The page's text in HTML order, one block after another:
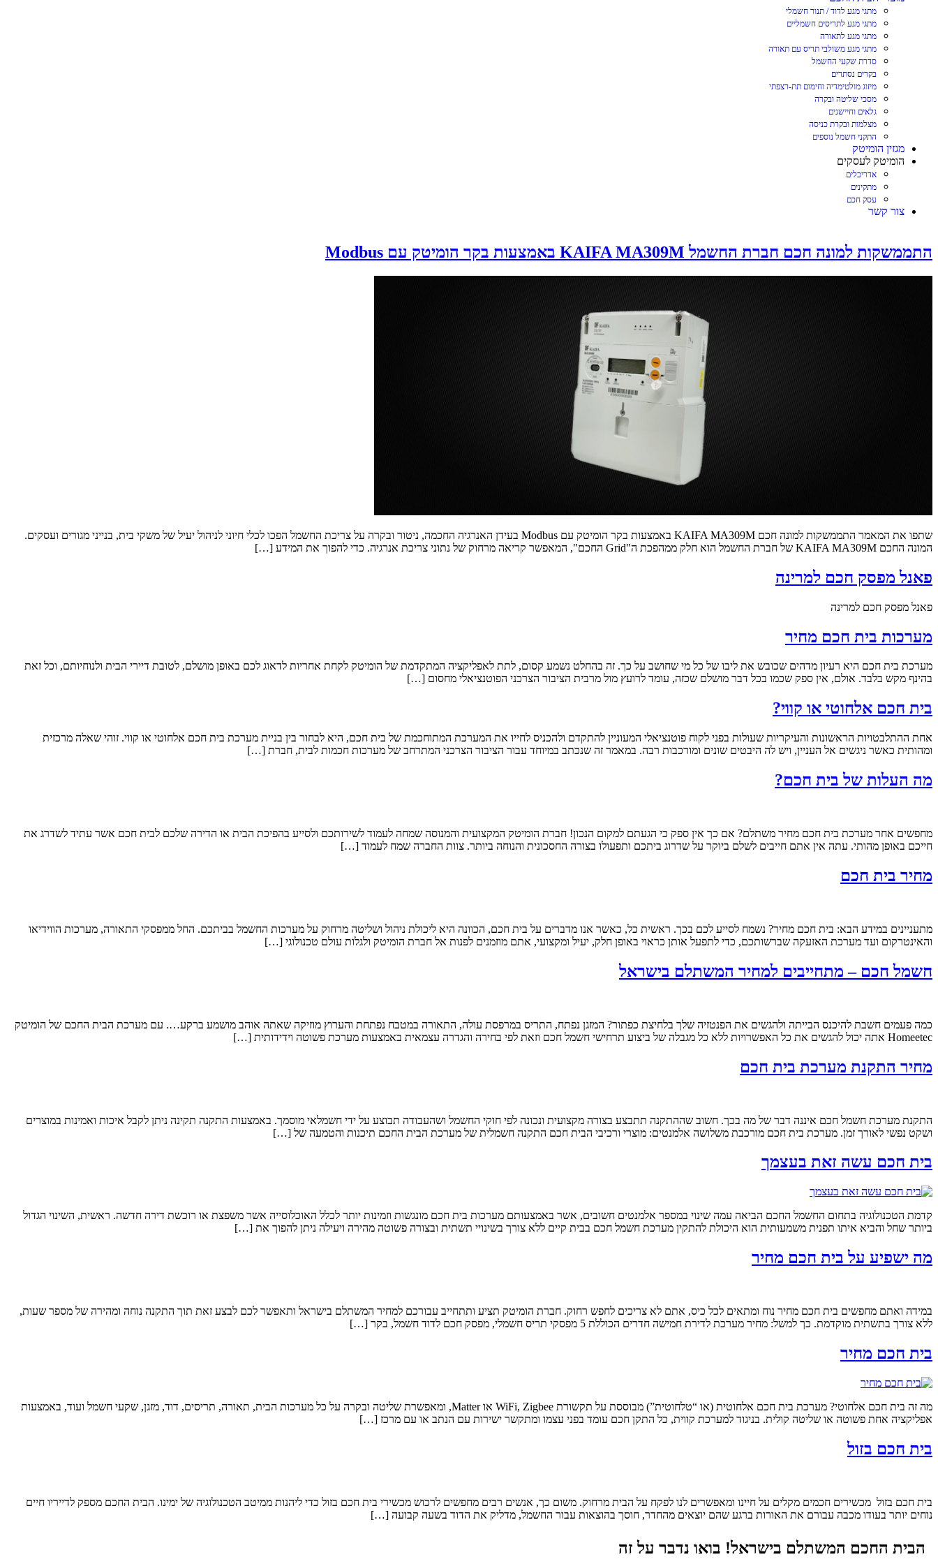
מתגי מגע לדוד / תנור חשמלי
מתגי מגע לתריסים חשמליים
מתגי מגע לתאורה
מתגי מגע משולבי תריס עם תאורה
סדרת שקעי החשמל
בקרים נסתרים
מיזוג מולטימדיה וחימום תת-רצפתי
מסכי שליטה ובקרה
גלאים וחיישנים
מצלמות ובקרת כניסה
התקני חשמל נוספים
מגזין הומיטק
הומיטק לעסקים
אדריכלים
מתקינים
עסק חכם
צור קשר
התממשקות למונה חכם חברת החשמל KAIFA MA309M באמצעות בקר הומיטק עם Modbus
שתפו את המאמר התממשקות למונה חכם KAIFA MA309M באמצעות בקר הומיטק עם Modbus בעידן האנרגיה החכמה, ניטור ובקרה על צריכת החשמל הפכו לכלי חיוני לניהול יעיל של משקי בית, בנייני מגורים ועסקים.
המונה החכם KAIFA MA309M של חברת החשמל הוא חלק ממהפכת ה"Grid החכם", המאפשר קריאה מרחוק של נתוני צריכת אנרגיה. כדי להפוך את המידע […]
פאנל מפסק חכם למרינה
פאנל מפסק חכם למרינה
מערכות בית חכם מחיר
מערכת בית חכם היא רעיון מדהים שכובש את ליבו של כל מי שחושב על כך. זה בהחלט נשמע קסום, לתת לאפליקציה המתקדמת של הומיטק לקחת אחריות לדאוג לכם באופן מושלם, לטובת דיירי הבית ולנוחיותם, וכל זאת
בהינף מקש בלבד. אולם, אין ספק שכמו בכל דבר מושלם שכזה, עומד לרועץ מול מרבית הציבור הצרכני הפוטנציאלי מחסום […]
בית חכם אלחוטי או קווי?
אחת ההתלבטויות הראשונות והעיקריות שעולות בפני לקוח פוטנציאלי המעוניין להתקדם ולהכניס לחייו את המערכת המתוחכמת של בית חכם, היא לבחור בין בניית מערכת בית חכם אלחוטי או קווי. זוהי שאלה מרכזית
ומהותית כאשר ניגשים אל העניין, ויש לה היבטים שונים ומורכבות רבה. במאמר זה שנכתב במיוחד עבור הציבור הצרכני המתרחב של מערכות חכמות לבית, חברת […]
מה העלות של בית חכם?
מחפשים אחר מערכת בית חכם מחיר משתלם? אם כך אין ספק כי הגעתם למקום הנכון! חברת הומיטק המקצועית והמנוסה שמחה לעמוד לשירותכם ולסייע בהפיכת הבית או הדירה שלכם לבית חכם אשר עתיד לשדרג את
חייכם באופן מהותי. עתה אין אתם חייבים לשלם ביוקר על שדרוג ביתכם ותפעולו בצורה החסכונית והנוחה ביותר. צוות החברה שמח לעמוד […]
מחיר בית חכם
מתעניינים במידע הבא: בית חכם מחיר? נשמח לסייע לכם בכך. ראשית כל, כאשר אנו מדברים על בית חכם, הכוונה היא ליכולת ניהול ושליטה מרחוק על מערכות החשמל בביתכם. החל ממפסקי התאורה, מערכות הווידיאו
והאינטרקום ועד מערכת האזעקה שברשותכם, כדי לתפעל אותן כראוי באופן חלק, יעיל ומקצועי, אתם מוזמנים לפנות אל חברת הומיטק ולגלות עולם טכנולוגי […]
חשמל חכם – מתחייבים למחיר המשתלם בישראל
כמה פעמים חשבת להיכנס הבייתה ולהגשים את הפנטזיה שלך בלחיצת כפתור? המזגן נפתח, התריס במרפסת עולה, התאורה במטבח נפתחת והערוץ מוזיקה שאתה אוהב מושמע ברקע…. עם מערכת הבית החכם של הומיטק
Homeetec אתה יכול להגשים את כל האפשרויות ללא כל מגבלה של ביצוע תרחישי חשמל חכם וזאת לפי בחירה והגדרה עצמאית באמצעות מערכת פשוטה וידידותית […]
מחיר התקנת מערכת בית חכם
התקנת מערכת חשמל חכם איננה דבר של מה בכך. חשוב שההתקנה תתבצע בצורה מקצועית ונכונה לפי חוקי החשמל ושהעבודה תבוצע על ידי חשמלאי מוסמך. באמצעות התקנה תקינה ניתן לקבל איכות ואמינות במוצרים
ושקט נפשי לאורך זמן. מערכת בית חכם מורכבת משלושה אלמנטים: מוצרי ורכיבי הבית חכם התקנה חשמלית של מערכת הבית החכם תיכנות והטמעה של […]
בית חכם עשה זאת בעצמך
קדמת הטכנולוגיה בתחום החשמל החכם הביאה עמה שינוי במספר אלמנטים חשובים, אשר באמצעותם מערכות בית חכם מונגשות וזמינות יותר לכלל האוכלוסייה אשר משפצת או רוכשת דירה חדשה. ראשית, השינוי הגדול
ביותר שחל והביא איתו תפנית משמעותית הוא היכולת להתקין מערכת חשמל חכם בבית קיים ללא צורך בשינויי תשתית ובצורה פשוטה מהירה ויעילה ניתן להפוך את […]
מה ישפיע על בית חכם מחיר
במידה ואתם מחפשים בית חכם מחיר נוח ומתאים לכל כיס, אתם לא צריכים לחפש רחוק. חברת הומיטק תציע ותתחייב עבורכם למחיר המשתלם בישראל ותאפשר לכם לבצע זאת תוך התקנה נוחה ומהירה של מספר שעות,
ללא צורך בתשתית מוקדמת. כך למשל: מחיר מערכת לדירת חמישה חדרים הכוללת 5 מפסקי תריס חשמלי, מפסק חכם לדוד חשמל, בקר […]
בית חכם מחיר
מה זה בית חכם אלחוטי? מערכת בית חכם אלחוטית (או “טלחוטית”) מבוססת על תקשורת WiFi, Zigbee או Matter, ומאפשרת שליטה ובקרה על כל מערכות הבית, תאורה, תריסים, דוד, מזגן, שקעי חשמל ועוד, באמצעות
אפליקציה אחת פשוטה או שליטה קולית. בניגוד למערכת קווית, כל התקן חכם עומד בפני עצמו ומתקשר ישירות עם הנתב או עם מרכז […]
בית חכם בזול
בית חכם בזול מכשירים חכמים מקלים על חיינו ומאפשרים לנו לפקח על הבית מרחוק. משום כך, אנשים רבים מחפשים לרכוש מכשירי בית חכם בזול כדי ליהנות ממיטב הטכנולוגיה של ימינו. הבית החכם מספק לדייריו חיים
נוחים יותר בעודו מכבה עבורם את האורות ברגע שהם יוצאים מהחדר, חוסך בהוצאות עבור החשמל, מדליק את הדוד בשעה קבועה […]
הבית החכם המשתלם בישראל! בואו נדבר על זה